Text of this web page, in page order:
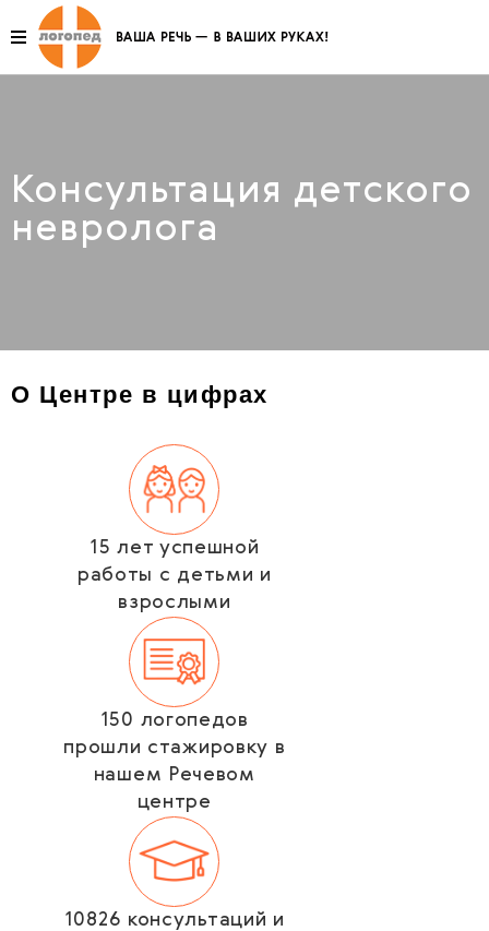
Консультация детского
невролога
О Центре в цифрах
15 лет успешной
работы с детьми и
взрослыми
150 логопедов
прошли стажировку в
нашем Речевом
центре
10826 консультаций и